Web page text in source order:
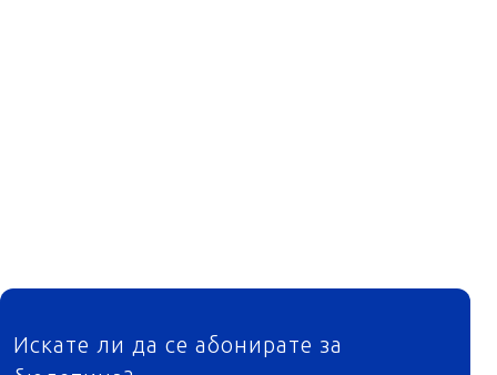
ФУТЕР
Искате ли да се абонирате за